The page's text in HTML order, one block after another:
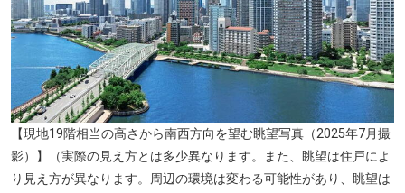
【現地19階相当の高さから南西方向を望む眺望写真（2025年7月撮
影）】（実際の見え方とは多少異なります。また、眺望は住戸によ
り見え方が異なります。周辺の環境は変わる可能性があり、眺望は